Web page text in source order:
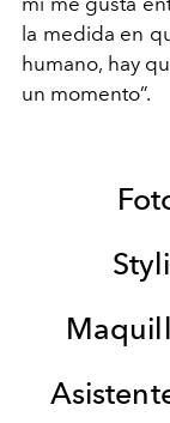
la medida en
humano, hay
un momento”.